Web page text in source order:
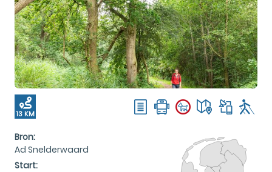
13 KM
Bron:
Ad Snelderwaard
Start: